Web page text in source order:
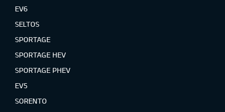
EV6
SELTOS
SPORTAGE
SPORTAGE HEV
SPORTAGE PHEV
EV5
SORENTO